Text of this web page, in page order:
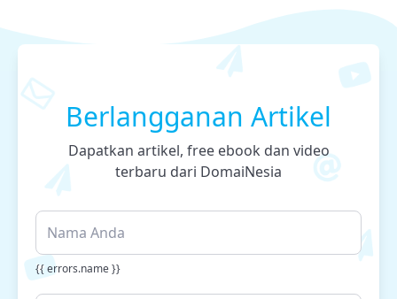
Berlangganan Artikel
Dapatkan artikel, free ebook dan video
terbaru dari DomaiNesia
{{ errors.name }}